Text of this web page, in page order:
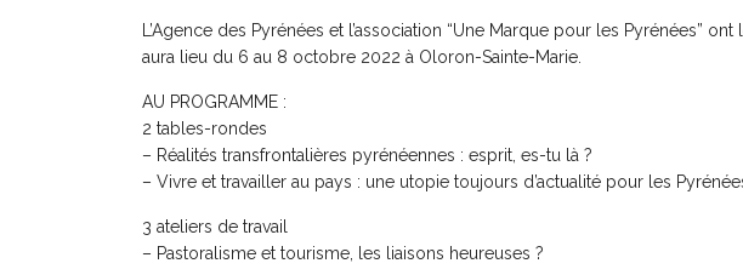
L’Agence des Pyrénées et l’association “Une Marque pour les Pyrénées”
aura lieu du 6 au 8 octobre 2022 à Oloron-Sainte-Marie.
AU PROGRAMME :
2 tables-rondes
– Réalités transfrontalières pyrénéennes : esprit, es-tu là ?
– Vivre et travailler au pays : une utopie toujours d’actualité pour les
3 ateliers de travail
– Pastoralisme et tourisme, les liaisons heureuses ?